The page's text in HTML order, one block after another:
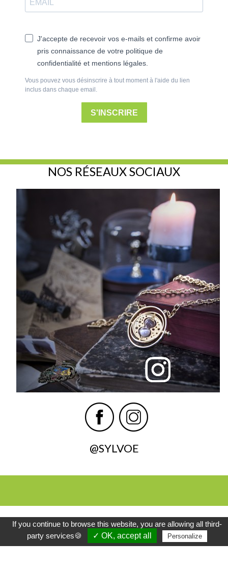
Vous pouvez vous désinscrire à tout moment à l'aide du lien
@SYLVOE
Contact -
FAQ
Catalogue Paiement Livraison
Retours -
Échanges
Mentions
légales
CGV RGSP
Mes
cookies